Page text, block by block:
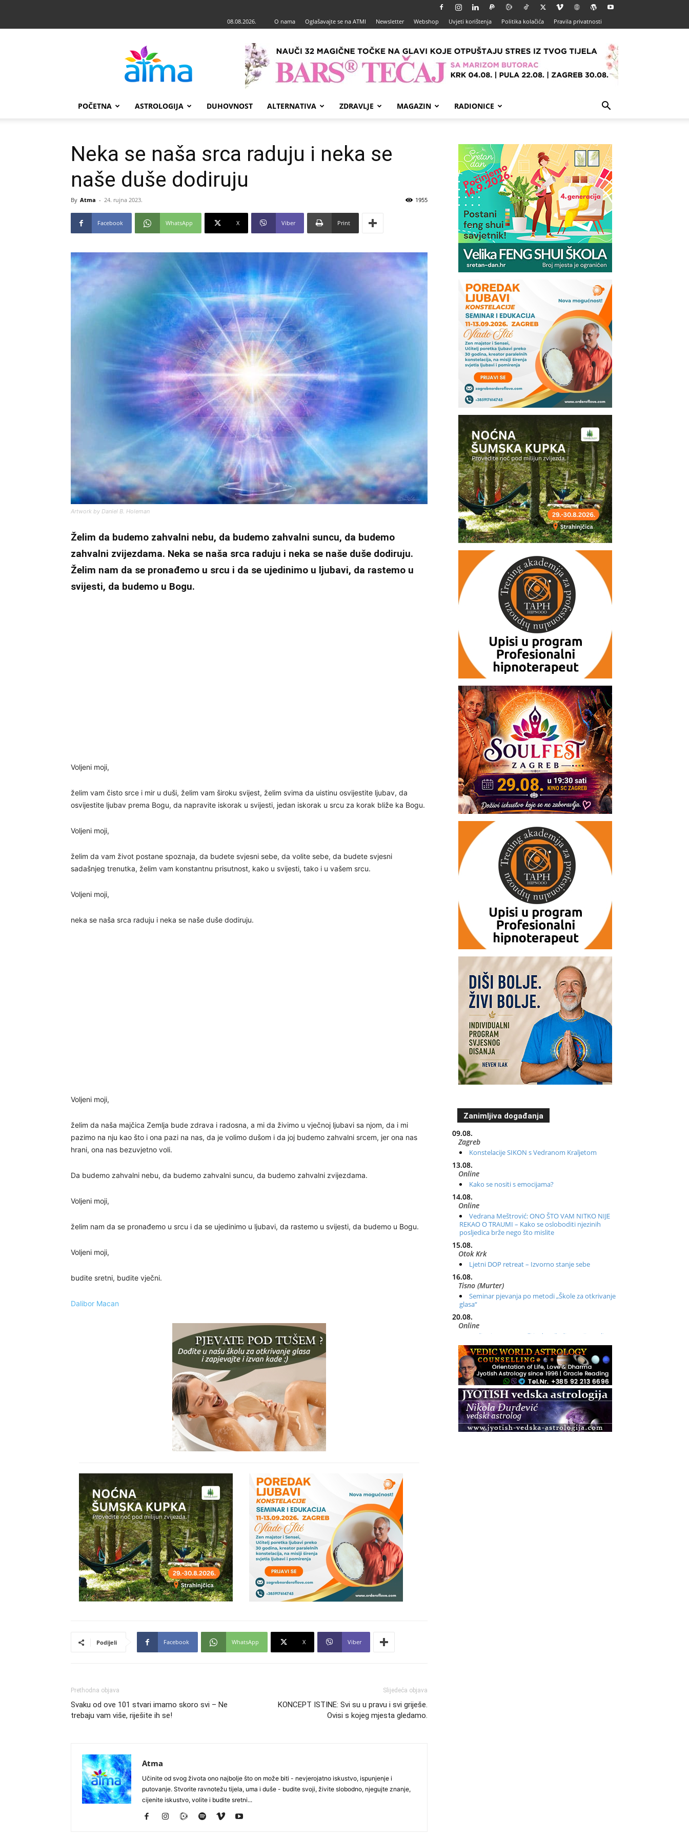
08.08.2026. O nama Oglašavajte se na ATMI Newsletter Webshop Uvjeti korištenja Politika kolačića Pravila privatnosti
POČETNA ASTROLOGIJA DUHOVNOST ALTERNATIVA ZDRAVLJE MAGAZIN RADIONICE
Neka se naša srca raduju i neka se
naše duše dodiruju
By Atma - 24. rujna 2023. 1955
Facebook WhatsApp X Viber Print
Artwork by Daniel B. Holeman
Želim da budemo zahvalni nebu, da budemo zahvalni suncu, da budemo
zahvalni zvijezdama. Neka se naša srca raduju i neka se naše duše dodiruju.
Želim nam da se pronađemo u srcu i da se ujedinimo u ljubavi, da rastemo u
svijesti, da budemo u Bogu.
Voljeni moji,
želim vam čisto srce i mir u duši, želim vam široku svijest, želim svima da uistinu osvijestite ljubav, da
osvijestite ljubav prema Bogu, da napravite iskorak u svijesti, jedan iskorak u srcu za korak bliže ka Bogu.
Voljeni moji,
želim da vam život postane spoznaja, da budete svjesni sebe, da volite sebe, da budete svjesni
sadašnjeg trenutka, želim vam konstantnu prisutnost, kako u svijesti, tako i u vašem srcu.
Voljeni moji,
neka se naša srca raduju i neka se naše duše dodiruju.
Voljeni moji,
želim da naša majčica Zemlja bude zdrava i radosna, a mi da živimo u vječnoj ljubavi sa njom, da i mi
pazimo na nju kao što i ona pazi na nas, da je volimo dušom i da joj budemo zahvalni srcem, jer ona nas
hrani, ona nas bezuvjetno voli.
Da budemo zahvalni nebu, da budemo zahvalni suncu, da budemo zahvalni zvijezdama.
Voljeni moji,
želim nam da se pronađemo u srcu i da se ujedinimo u ljubavi, da rastemo u svijesti, da budemo u Bogu.
Voljeni moji,
budite sretni, budite vječni.
Dalibor Macan
Podijeli Facebook WhatsApp X Viber
Prethodna objava
Svaku od ove 101 stvari imamo skoro svi – Ne
trebaju vam više, riješite ih se!
Slijedeća objava
KONCEPT ISTINE: Svi su u pravu i svi griješe.
Ovisi s kojeg mjesta gledamo.
Atma
Učinite od svog života ono najbolje što on može biti - nevjerojatno iskustvo, ispunjenje i
putovanje. Stvorite ravnotežu tijela, uma i duše - budite svoji, živite slobodno, njegujte znanje,
cijenite iskustvo, volite i budite sretni...
Zanimljiva događanja
09.08.
Zagreb
Konstelacije SIKON s Vedranom Kraljetom
13.08.
Online
Kako se nositi s emocijama?
14.08.
Online
Vedrana Meštrović: ONO ŠTO VAM NITKO NIJE
REKAO O TRAUMI – Kako se osloboditi njezinih
posljedica brže nego što mislite
15.08.
Otok Krk
Ljetni DOP retreat – Izvorno stanje sebe
16.08.
Tisno (Murter)
Seminar pjevanja po metodi „Škole za otkrivanje
glasa“
20.08.
Online
Radionica: Pomagači iz drugih dimenzija Online –
otvoreno za sve
21.08.
Zagreb+Online
Osnovni ThetaHealing® tečaj, Zagreb i Online
22.08.
Zagreb
Osnovna radionica za izscjeljivanje pranom (Basic
Pranic Healing course)
Pula